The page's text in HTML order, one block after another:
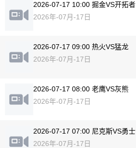
2026-07-17 10:00 掘金VS开拓者
2026年-07月-17日
2026-07-17 09:00 热火VS猛龙
2026年-07月-17日
2026-07-17 08:00 老鹰VS灰熊
2026年-07月-17日
2026-07-17 07:00 尼克斯VS勇士
2026年-07月-17日